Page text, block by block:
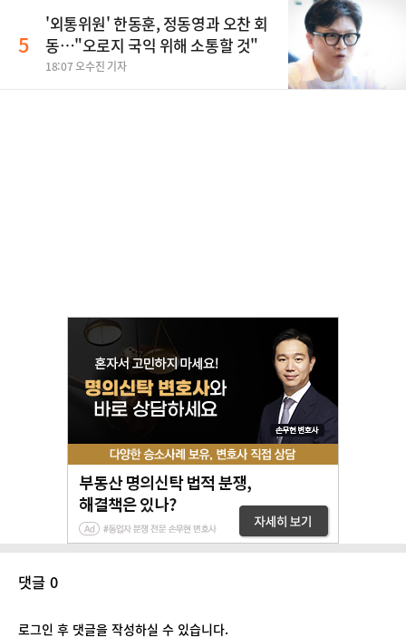
5
'외통위원' 한동훈, 정동영과 오찬 회
동…"오로지 국익 위해 소통할 것"
18:07 오수진 기자
댓글 0
로그인 후 댓글을 작성하실 수 있습니다.